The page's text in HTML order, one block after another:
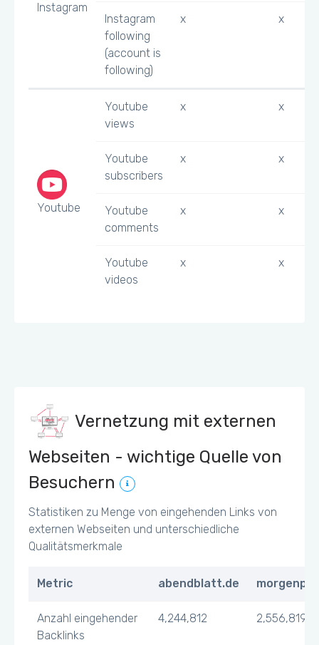
Instagram
Instagram
following
(account is
following)
x x
Youtube
Youtube
views
x x
Youtube
subscribers
x x
Youtube
comments
x x
Youtube
videos
x x
Vernetzung mit externen
Webseiten - wichtige Quelle von
Besuchern
Statistiken zu Menge von eingehenden Links von
externen Webseiten und unterschiedliche
Qualitätsmerkmale
Metric abendblatt.de
Anzahl eingehender
Backlinks
4,244,812 2,556,819